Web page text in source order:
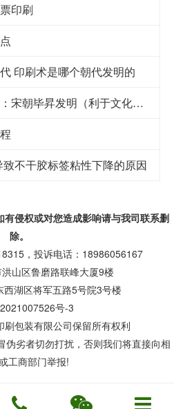
印刷
印刷术是哪个朝代发明的
印刷术是什么时候发明：宋朝毕昇发明（利于文化传承）
不干胶标签粘性下降的原因
有侵权或对您造成影响请与我司联系删
除。
，投诉电话：18986056167
山区鲁磨路联峰大厦9楼
西湖区将军五路5号院3号楼
号-3
刷包装有限公司保留所有权利
伪劣者切勿打扰，否则我们将直接向相
工商部门举报!